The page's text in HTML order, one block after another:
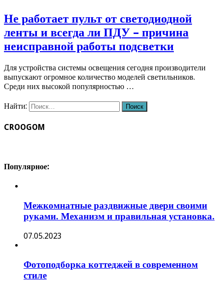
Не работает пульт от светодиодной
ленты и всегда ли ПДУ – причина
неисправной работы подсветки
Для устройства системы освещения сегодня производители
выпускают огромное количество моделей светильников.
Среди них высокой популярностью …
Найти:
CROOGOM
Популярное:
Межкомнатные раздвижные двери своими
руками. Механизм и правильная установка.
07.05.2023
Фотоподборка коттеджей в современном
стиле